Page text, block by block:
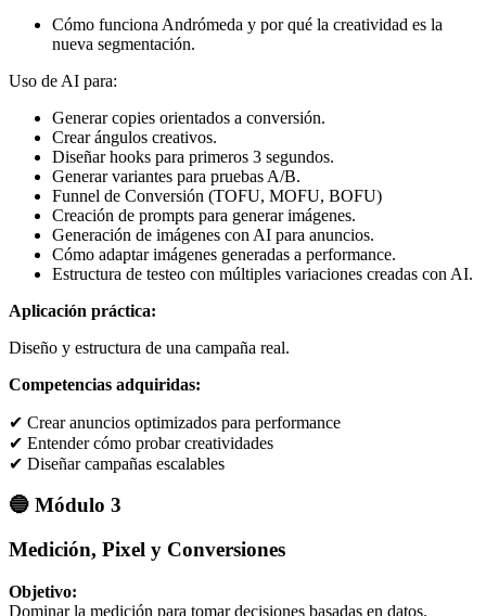
Cómo funciona Andrómeda y por qué la creatividad es la
nueva segmentación.
Uso de AI para:
Generar copies orientados a conversión.
Crear ángulos creativos.
Diseñar hooks para primeros 3 segundos.
Generar variantes para pruebas A/B.
Funnel de Conversión (TOFU, MOFU, BOFU)
Creación de prompts para generar imágenes.
Generación de imágenes con AI para anuncios.
Cómo adaptar imágenes generadas a performance.
Estructura de testeo con múltiples variaciones creadas con AI.
Aplicación práctica:
Diseño y estructura de una campaña real.
Competencias adquiridas:
✔ Crear anuncios optimizados para performance
✔ Entender cómo probar creatividades
✔ Diseñar campañas escalables
🔵 Módulo 3
Medición, Pixel y Conversiones
Objetivo:
Dominar la medición para tomar decisiones basadas en datos.